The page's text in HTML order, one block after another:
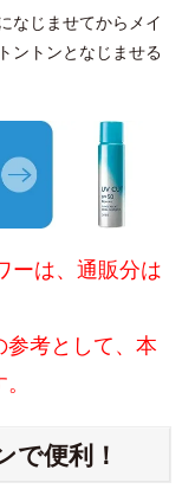
なじませてからメイ
ントンとなじませる
ーは、通販分は
参考として、本
で便利！